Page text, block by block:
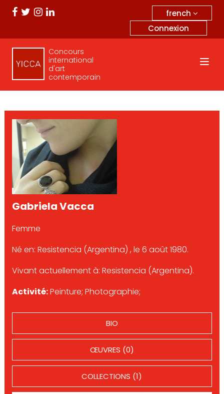
french
Connexion
Concours
international
d'art
contemporain
Gabriela Vacca
Femme
Né en: Resistencia (Argentina) , le 6 août 1980.
Vivant actuellement à: Resistencia (Argentina).
Activité:Peinture; Photographie;
BIO
ŒUVRES (0)
COLLECTIONS (1)